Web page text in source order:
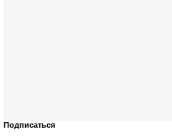
Подписаться